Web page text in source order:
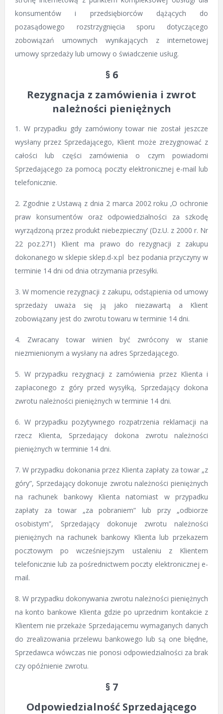
konsumentów i przedsiębiorców dążących do
pozasądowego rozstrzygnięcia sporu dotyczącego
zobowiązań umownych wynikających z internetowej
umowy sprzedaży lub umowy o świadczenie usług.
§ 6
Rezygnacja z zamówienia i zwrot
należności pieniężnych
1. W przypadku gdy zamówiony towar nie został jeszcze
wysłany przez Sprzedającego, Klient może zrezygnować z
całości lub części zamówienia o czym powiadomi
Sprzedającego za pomocą poczty elektronicznej e-mail lub
telefonicznie.
2. Zgodnie z Ustawą z dnia 2 marca 2002 roku ‚O ochronie
praw konsumentów oraz odpowiedzialności za szkodę
wyrządzoną przez produkt niebezpieczny’ (Dz.U. z 2000 r. Nr
22 poz.271) Klient ma prawo do rezygnacji z zakupu
dokonanego w sklepie sklep.d-x.pl bez podania przyczyny w
terminie 14 dni od dnia otrzymania przesyłki.
3. W momencie rezygnacji z zakupu, odstąpienia od umowy
sprzedaży uważa się ją jako niezawartą a Klient
zobowiązany jest do zwrotu towaru w terminie 14 dni.
4. Zwracany towar winien być zwrócony w stanie
niezmienionym a wysłany na adres Sprzedającego.
5. W przypadku rezygnacji z zamówienia przez Klienta i
zapłaconego z góry przed wysyłką, Sprzedający dokona
zwrotu należności pieniężnych w terminie 14 dni.
6. W przypadku pozytywnego rozpatrzenia reklamacji na
rzecz Klienta, Sprzedający dokona zwrotu należności
pieniężnych w terminie 14 dni.
7. W przypadku dokonania przez Klienta zapłaty za towar „z
góry”, Sprzedający dokonuje zwrotu należności pieniężnych
na rachunek bankowy Klienta natomiast w przypadku
zapłaty za towar „za pobraniem” lub przy „odbiorze
osobistym”, Sprzedający dokonuje zwrotu należności
pieniężnych na rachunek bankowy Klienta lub przekazem
pocztowym po wcześniejszym ustaleniu z Klientem
telefonicznie lub za pośrednictwem poczty elektronicznej e-
mail.
8. W przypadku dokonywania zwrotu należności pieniężnych
na konto bankowe Klienta gdzie po uprzednim kontakcie z
Klientem nie przekaże Sprzedającemu wymaganych danych
do zrealizowania przelewu bankowego lub są one błędne,
Sprzedawca wówczas nie ponosi odpowiedzialności za brak
czy opóźnienie zwrotu.
§ 7
Odpowiedzialność Sprzedającego